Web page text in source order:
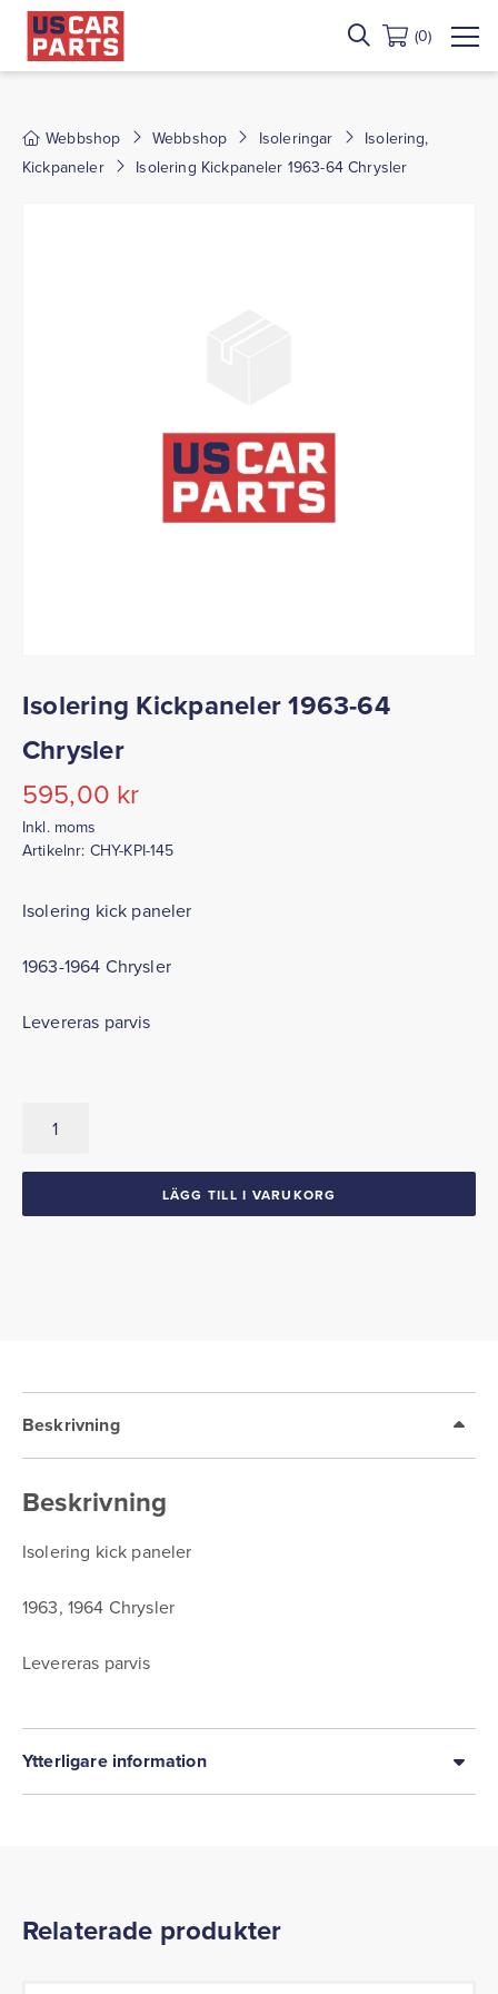
(0)
Webbshop Webbshop Isoleringar
Isolering,
Kickpaneler
Isolering Kickpaneler 1963-64 Chrysler
Isolering Kickpaneler 1963-64
Chrysler
595,00 kr
Inkl. moms
Artikelnr: CHY-KPI-145
Isolering kick paneler
1963-1964 Chrysler
Levereras parvis
Kickpaneler
LÄGG TILL I VARUKORG
Beskrivning
Beskrivning
Isolering kick paneler
1963, 1964 Chrysler
Levereras parvis
Ytterligare information
Relaterade produkter